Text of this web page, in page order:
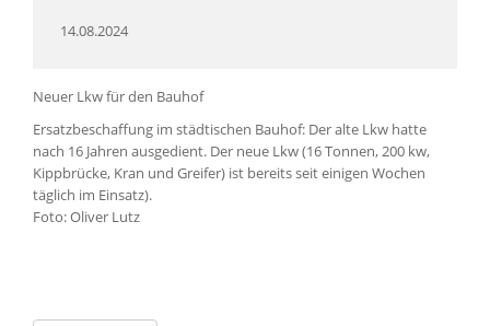
14.08.2024
Neuer Lkw für den Bauhof
Ersatzbeschaffung im städtischen Bauhof: Der alte Lkw hatte
nach 16 Jahren ausgedient. Der neue Lkw (16 Tonnen, 200 kw,
Kippbrücke, Kran und Greifer) ist bereits seit einigen Wochen
täglich im Einsatz).
Foto: Oliver Lutz